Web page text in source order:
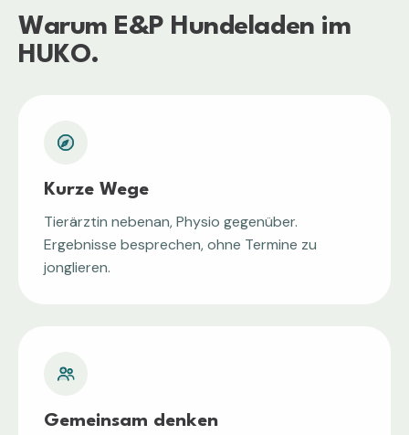
Warum E&P Hundeladen im
HUKO.
Kurze Wege
Tierärztin nebenan, Physio gegenüber.
Ergebnisse besprechen, ohne Termine zu
jonglieren.
Gemeinsam denken